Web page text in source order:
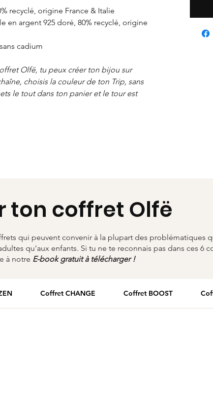
recyclé, origine France & Italie
en argent 925 doré, 80% recyclé, origine
cadium
Olfë, tu peux créer ton bijou sur
choisis la couleur de ton Trip, sans
le tout dans ton panier et le tour est
ton coffret Olfë
qui peuvent convenir à la plupart des problématiques
qu'aux enfants. Si tu ne te reconnais pas dans ces 6
à notre E-book gratuit à télécharger !
Coffret CHANGE Coffret BOOST